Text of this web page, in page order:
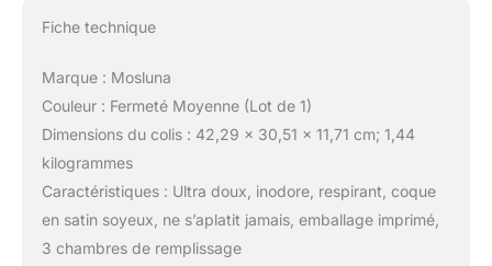
Fiche technique
Marque : Mosluna
Couleur : Fermeté Moyenne (Lot de 1)
Dimensions du colis : 42,29 x 30,51 x 11,71 cm; 1,44
kilogrammes
Caractéristiques : Ultra doux, inodore, respirant, coque
en satin soyeux, ne s’aplatit jamais, emballage imprimé,
3 chambres de remplissage